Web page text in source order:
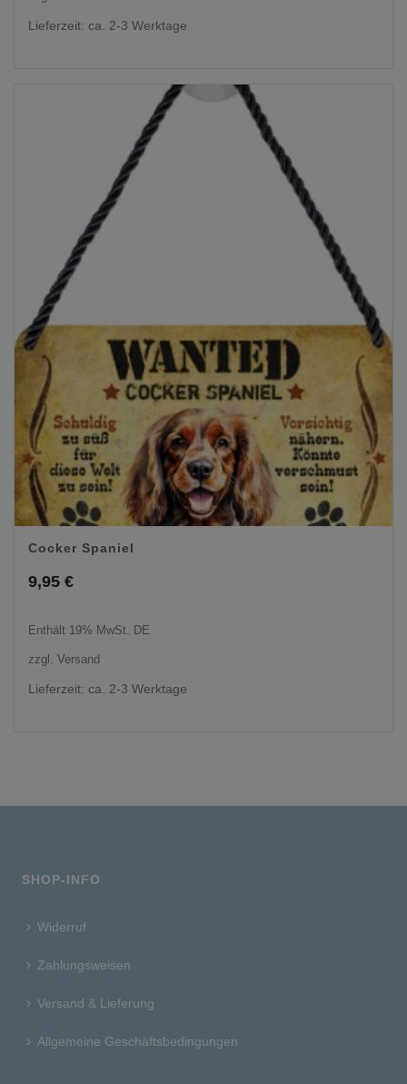
Lieferzeit: ca. 2-3 Werktage
Cocker Spaniel
9,95 €
Enthält 19% MwSt. DE
zzgl. Versand
Lieferzeit: ca. 2-3 Werktage
SHOP-INFO
Widerruf
Zahlungsweisen
Versand & Lieferung
Allgemeine Geschäftsbedingungen